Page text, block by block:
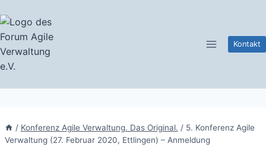
Inhalt
springen
Kontakt
/ Konferenz Agile Verwaltung. Das Original. / 5. Konferenz Agile
Verwaltung (27. Februar 2020, Ettlingen) – Anmeldung